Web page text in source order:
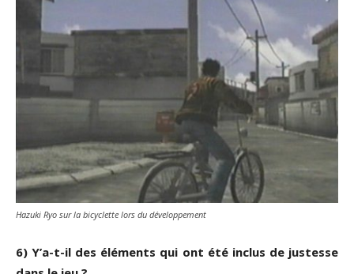
Hazuki Ryo sur la bicyclette lors du développement
6) Y’a-t-il des éléments qui ont été inclus de justesse